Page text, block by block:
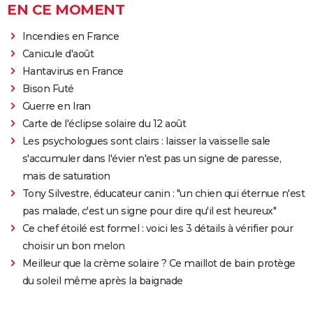
EN CE MOMENT
Incendies en France
Canicule d'août
Hantavirus en France
Bison Futé
Guerre en Iran
Carte de l'éclipse solaire du 12 août
Les psychologues sont clairs : laisser la vaisselle sale
s'accumuler dans l'évier n'est pas un signe de paresse,
mais de saturation
Tony Silvestre, éducateur canin : "un chien qui éternue n'est
pas malade, c'est un signe pour dire qu'il est heureux"
Ce chef étoilé est formel : voici les 3 détails à vérifier pour
choisir un bon melon
Meilleur que la crème solaire ? Ce maillot de bain protège
du soleil même après la baignade